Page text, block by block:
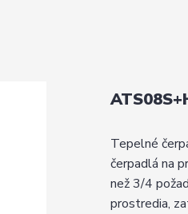
Tepelné
čerpadlá na
než 3/4
prostredia,